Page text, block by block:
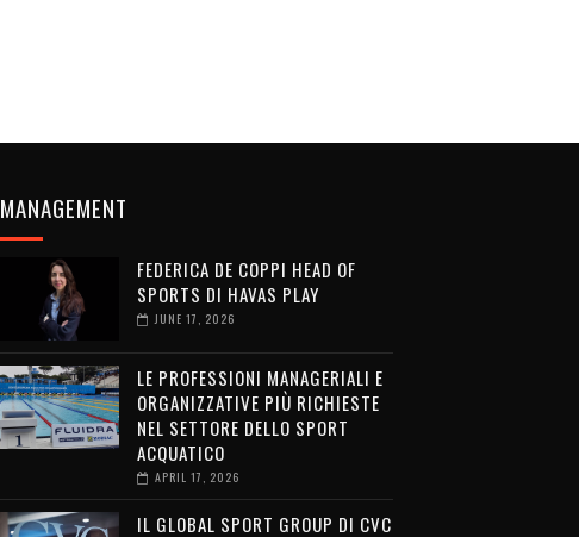
MANAGEMENT
FEDERICA DE COPPI HEAD OF
SPORTS DI HAVAS PLAY
JUNE 17, 2026
LE PROFESSIONI MANAGERIALI E
ORGANIZZATIVE PIÙ RICHIESTE
NEL SETTORE DELLO SPORT
ACQUATICO
APRIL 17, 2026
IL GLOBAL SPORT GROUP DI CVC